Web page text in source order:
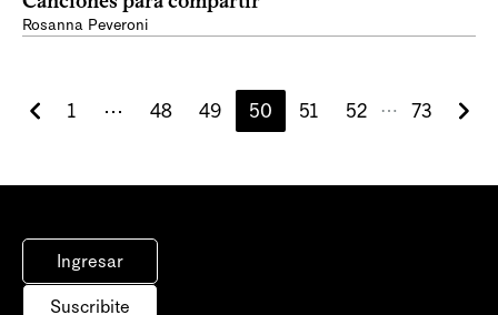
Rosanna Peveroni
1 ⋯ 48 49 50 51 52 ⋯ 73
Ingresar
Suscribite